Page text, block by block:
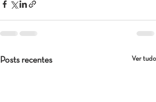
Posts recentes Ver tudo